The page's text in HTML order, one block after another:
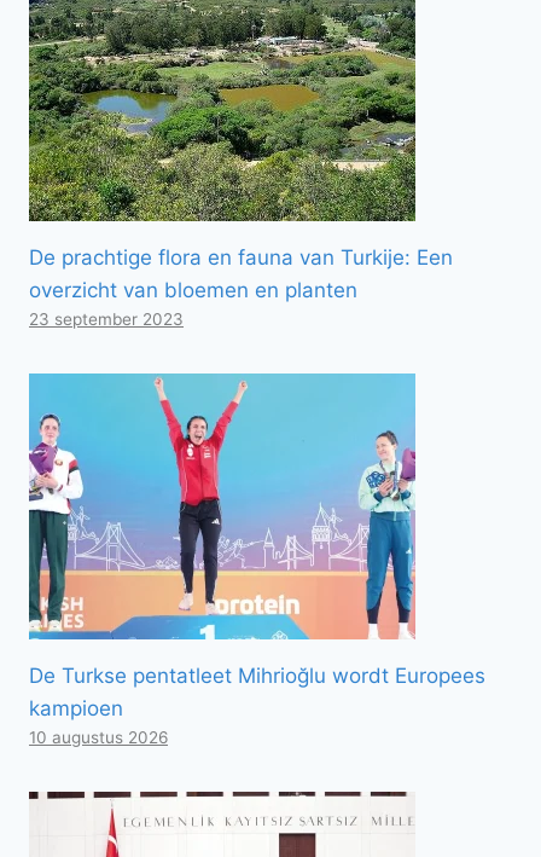
De prachtige flora en fauna van Turkije: Een
overzicht van bloemen en planten
23 september 2023
De Turkse pentatleet Mihrioğlu wordt Europees
kampioen
10 augustus 2026